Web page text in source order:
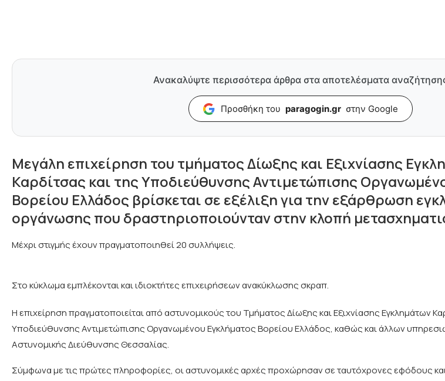
Ανακαλύψτε περισσότερα άρθρα στα αποτελέσματα
Προσθήκη του paragogin.gr στην Google
Μεγάλη επιχείρηση του τμήματος Δίωξης και Εξιχνίασης
Καρδίτσας και της Υποδιεύθυνσης Αντιμετώπισης
Βορείου Ελλάδος βρίσκεται σε εξέλιξη για την εξάρθρωση
οργάνωσης που δραστηριοποιούνταν στην κλοπή
Μέχρι στιγμής έχουν πραγματοποιηθεί 20 συλλήψεις.
Στο κύκλωμα εμπλέκονται και ιδιοκτήτες επιχειρήσεων ανακύκλωσης σκραπ.
Η επιχείρηση πραγματοποιείται από αστυνομικούς του Τμήματος Δίωξης και Εξιχνίασης Εγκλημάτων
Υποδιεύθυνσης Αντιμετώπισης Οργανωμένου Εγκλήματος Βορείου Ελλάδος, καθώς και άλλων
Αστυνομικής Διεύθυνσης Θεσσαλίας.
Σύμφωνα με τις πρώτες πληροφορίες, οι αστυνομικές αρχές προχώρησαν σε ταυτόχρονες εφόδους